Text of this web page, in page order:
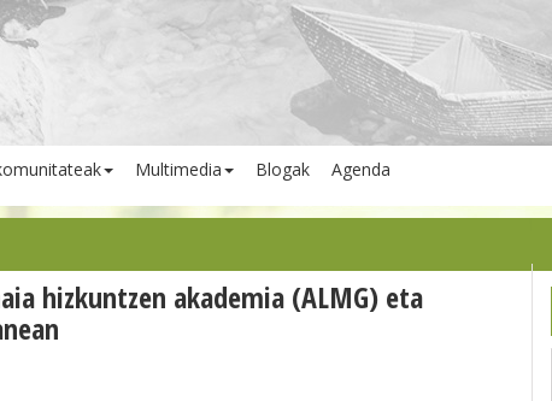
Multimedia Blogak Agenda
hizkuntzen akademia (ALMG) eta